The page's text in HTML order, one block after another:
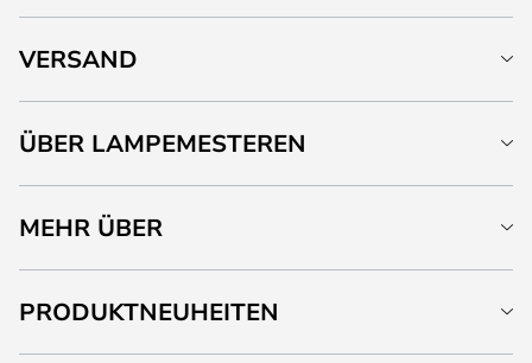
VERSAND
ÜBER LAMPEMESTEREN
MEHR ÜBER
PRODUKTNEUHEITEN